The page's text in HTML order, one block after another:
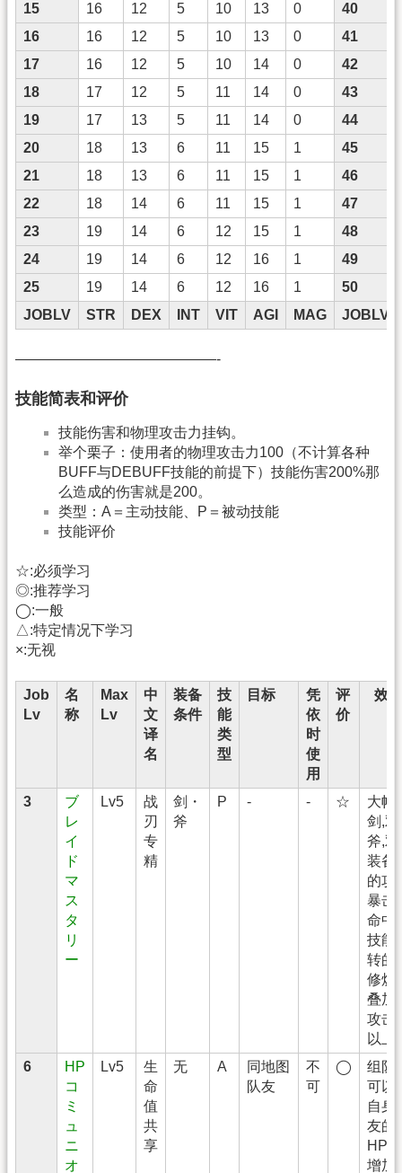
15
16 12 5 10 13 0
40
16
16 12 5 10 13 0
41
17
16 12 5 10 14 0
42
18
17 12 5 11 14 0
43
19
17 13 5 11 14 0
44
20
18 13 6 11 15 1
45
21
18 13 6 11 15 1
46
22
18 14 6 11 15 1
47
23
19 14 6 12 15 1
48
24
19 14 6 12 16 1
49
25
19 14 6 12 16 1
50
JOBLV
STR DEX INT VIT AGI MAG JOBLV
——————————————-
技能简表和评价
技能伤害和物理攻击力挂钩。
举个栗子：使用者的物理攻击力100（不计算各种
BUFF与DEBUFF技能的前提下）技能伤害200%那
么造成的伤害就是200。
类型：A＝主动技能、P＝被动技能
技能评价
☆:必须学习
◎:推荐学习
◯:一般
△:特定情况下学习
×:无视
Job
Lv
名
称
Max
Lv
中
文
译
名
装备
条件
技
能
类
型
目标
凭
依
时
使
用
评
价
效
3
ブ
レ
イ
ド
マ
ス
タ
リ
ー
Lv5
战
刃
专
精
剑・
斧
P - - ☆
大幅
剑,
斧,
装备
的攻
暴击
命中
技能
转的
修炼
叠加
攻击
以上
6
HP
コ
ミ
ュ
ニ
オ
Lv5
生
命
值
共
享
无 A
同地图
队友
不
可
◯
组队
可以
自身
友的
HP
增加